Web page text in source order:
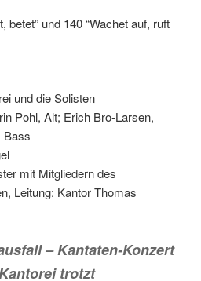
betet” und 140 “Wachet auf, ruft
und die Solisten
Pohl, Alt; Erich Bro-Larsen,
Bass
mit Mitgliedern des
Leitung: Kantor Thomas
– Kantaten-Konzert
trotzt